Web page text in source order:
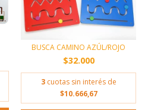
BUSCA CAMINO AZÚL/ROJO
$32.000
3 cuotas sin interés de
$10.666,67